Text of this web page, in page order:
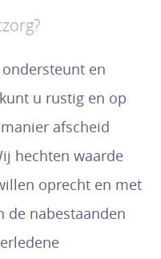
en
u rustig en op
afscheid
hechten waarde
oprecht en met
de nabestaanden